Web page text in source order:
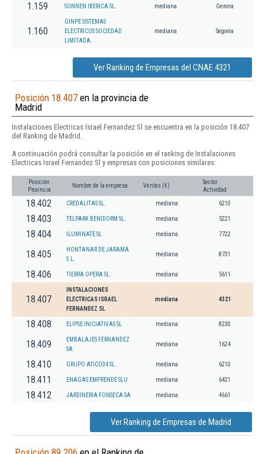
1.159 SONNEN IBERICA SL. mediana Gerona
1.160
GINPE SISTEMAS
ELECTRICOS SOCIEDAD
LIMITADA.
mediana Segovia
Ver Ranking de Empresas del CNAE 4321
Posición 18.407 en la provincia de
Madrid
Instalaciones Electricas Israel Fernandez Sl se encuentra en la posición 18.407
del Ranking de Madrid.
A continuación podrá consultar la posición en el ranking de Instalaciones
Electricas Israel Fernandez Sl y empresas con posiciones similares:
Posición
Provincia
Nombre de la empresa Ventas (€)
Sector
Actividad
18.402 CREDALITAS SL. mediana 6210
18.403 TELPARK BENIDORM SL. mediana 5221
18.404 ILUMINATE SL mediana 7722
18.405
HONTANAR DE JARAMA
S.L.
mediana 8731
18.406 TIERRA OPERA SL. mediana 5611
18.407
INSTALACIONES
ELECTRICAS ISRAEL
FERNANDEZ SL
mediana 4321
18.408 ELIPSE INICIATIVAS SL mediana 8230
18.409
EMBALAJES FERNANDEZ
SA
mediana 1624
18.410 GRUPO ATICO34 SL. mediana 6210
18.411 ENAGAS EMPRENDE SLU mediana 6421
18.412 JARDINERIA FONSECA SA mediana 4661
Ver Ranking de Empresas de Madrid